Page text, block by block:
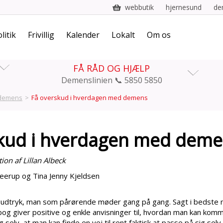
webbutik hjernesund
Frivillig Kalender Lokalt Om os
FÅ RÅD OG HJÆLP
Demenslinien 📞 5850 5850
> Få overskud i hverdagen med demens
i hverdagen med
af Lillan Albeck
og Tina Jenny Kjeldsen
man som pårørende møder gang på gang. Sagt i bedste
giver positive og enkle anvisninger til, hvordan man kan